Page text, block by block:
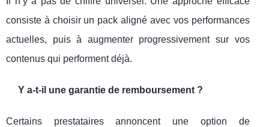
consiste à choisir un pack aligné avec vos performances
actuelles, puis à augmenter progressivement sur vos
contenus qui performent déjà.
Y a-t-il une garantie de remboursement ?
Certains prestataires annoncent une option de